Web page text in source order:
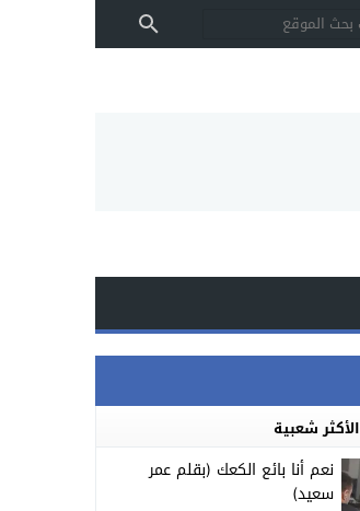
الأكثر شعبية
نعم أنا بائع الكعك (بقلم عمر
سعيد)